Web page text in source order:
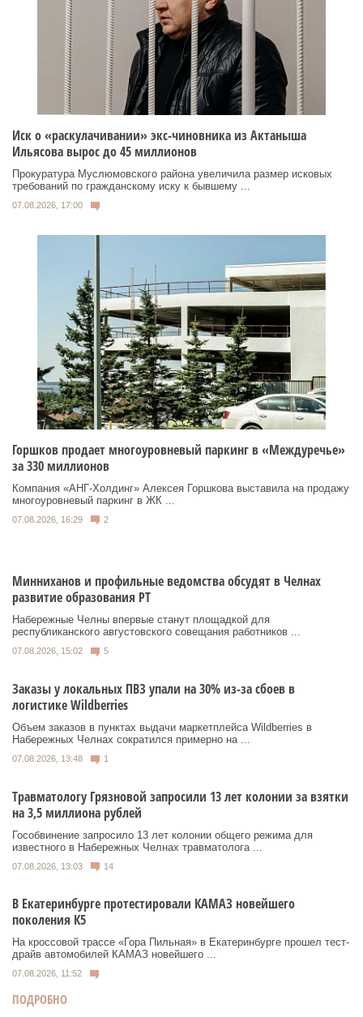
Иск о «раскулачивании» экс-чиновника из Актаныша
Ильясова вырос до 45 миллионов
Прокуратура Муслюмовского района увеличила размер исковых
требований по гражданскому иску к бывшему ...
07.08.2026, 17:00
Горшков продает многоуровневый паркинг в «Междуречье»
за 330 миллионов
Компания «АНГ-Холдинг» Алексея Горшкова выставила на продажу
многоуровневый паркинг в ЖК ...
07.08.2026, 16:29 2
Минниханов и профильные ведомства обсудят в Челнах
развитие образования РТ
Набережные Челны впервые станут площадкой для
республиканского августовского совещания работников ...
07.08.2026, 15:02 5
Заказы у локальных ПВЗ упали на 30% из-за сбоев в
логистике Wildberries
Объем заказов в пунктах выдачи маркетплейса Wildberries в
Набережных Челнах сократился примерно на ...
07.08.2026, 13:48 1
Травматологу Грязновой запросили 13 лет колонии за взятки
на 3,5 миллиона рублей
Гособвинение запросило 13 лет колонии общего режима для
известного в Набережных Челнах травматолога ...
07.08.2026, 13:03 14
В Екатеринбурге протестировали КАМАЗ новейшего
поколения К5
На кроссовой трассе «Гора Пильная» в Екатеринбурге прошел тест-
драйв автомобилей КАМАЗ новейшего ...
07.08.2026, 11:52
ПОДРОБНО